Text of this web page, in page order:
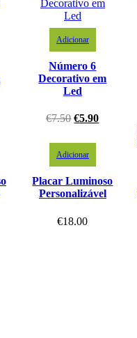
Adicionar
Número 6
Decorativo em
Led
€7.50 €5.90
Adicionar
Placar Luminoso
Personalizável
€18.00